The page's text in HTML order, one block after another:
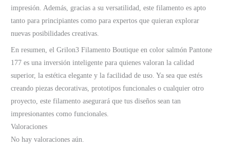
impresión. Además, gracias a su versatilidad, este filamento es apto
tanto para principiantes como para expertos que quieran explorar
nuevas posibilidades creativas.
En resumen, el Grilon3 Filamento Boutique en color salmón Pantone
177 es una inversión inteligente para quienes valoran la calidad
superior, la estética elegante y la facilidad de uso. Ya sea que estés
creando piezas decorativas, prototipos funcionales o cualquier otro
proyecto, este filamento asegurará que tus diseños sean tan
impresionantes como funcionales.
Valoraciones
No hay valoraciones aún.